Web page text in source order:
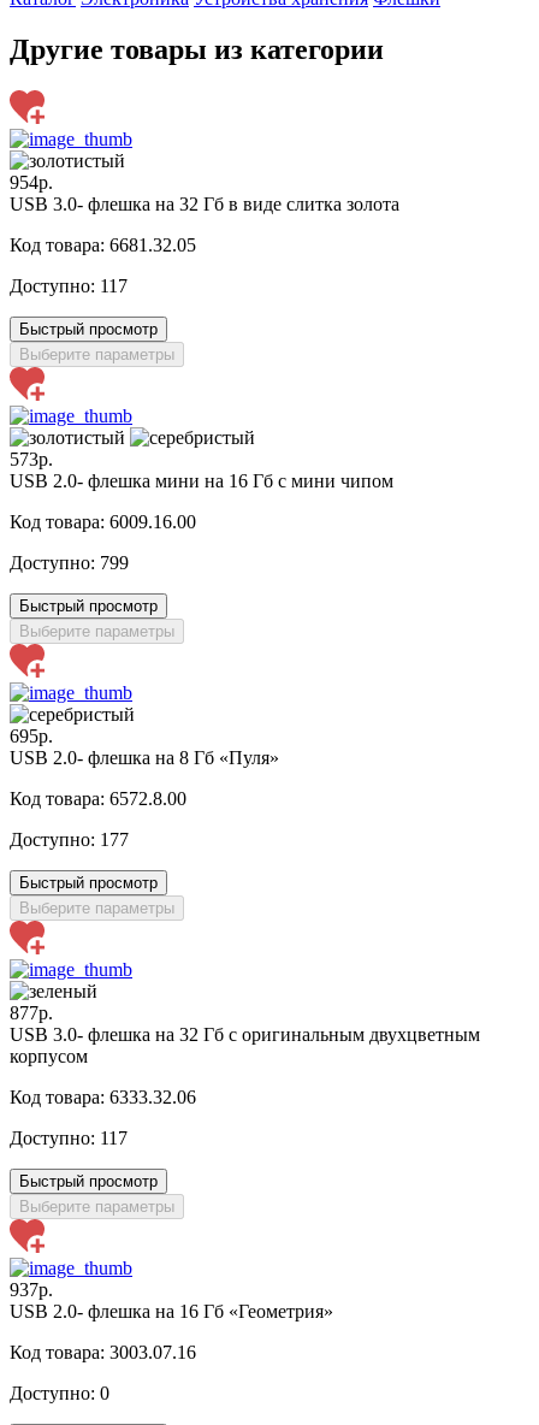
Другие товары из категории
954р.
USB 3.0- флешка на 32 Гб в виде слитка золота
Код товара: 6681.32.05
Доступно: 117
Быстрый просмотр
Выберите параметры
573р.
USB 2.0- флешка мини на 16 Гб с мини чипом
Код товара: 6009.16.00
Доступно: 799
Быстрый просмотр
Выберите параметры
695р.
USB 2.0- флешка на 8 Гб «Пуля»
Код товара: 6572.8.00
Доступно: 177
Быстрый просмотр
Выберите параметры
877р.
USB 3.0- флешка на 32 Гб с оригинальным двухцветным
корпусом
Код товара: 6333.32.06
Доступно: 117
Быстрый просмотр
Выберите параметры
937р.
USB 2.0- флешка на 16 Гб «Геометрия»
Код товара: 3003.07.16
Доступно: 0